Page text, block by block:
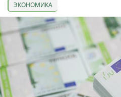
ЭКОНОМИКА